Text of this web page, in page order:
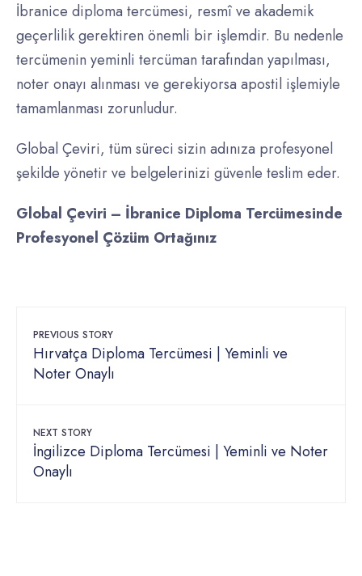
İbranice diploma tercümesi, resmî ve akademik
geçerlilik gerektiren önemli bir işlemdir. Bu nedenle
tercümenin yeminli tercüman tarafından yapılması,
noter onayı alınması ve gerekiyorsa apostil işlemiyle
tamamlanması zorunludur.
Global Çeviri, tüm süreci sizin adınıza profesyonel
şekilde yönetir ve belgelerinizi güvenle teslim eder.
Global Çeviri – İbranice Diploma Tercümesinde
Profesyonel Çözüm Ortağınız
PREVIOUS STORY
Hırvatça Diploma Tercümesi | Yeminli ve
Noter Onaylı
NEXT STORY
İngilizce Diploma Tercümesi | Yeminli ve Noter
Onaylı